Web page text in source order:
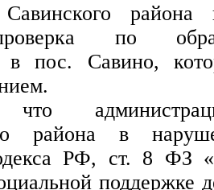
Савинского
по
в пос. Савино,
что
района в
РФ, ст. 8 ФЗ
поддержке